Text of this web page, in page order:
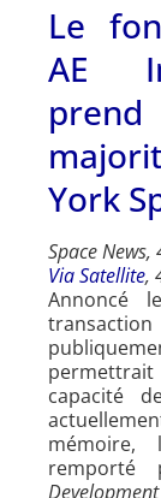
Le
AE
York
Space News,
Via Satellite,
Annoncé
capacité
mémoire,
remporté